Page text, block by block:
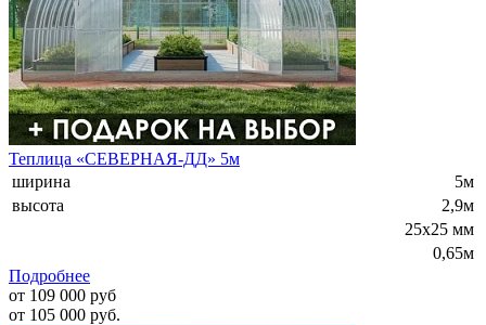
Теплица «СЕВЕРНАЯ-ДД» 5м
ширина
5м
высота
2,9м
25х25 мм
0,65м
Подробнее
от 109 000 руб
от 105 000 руб.